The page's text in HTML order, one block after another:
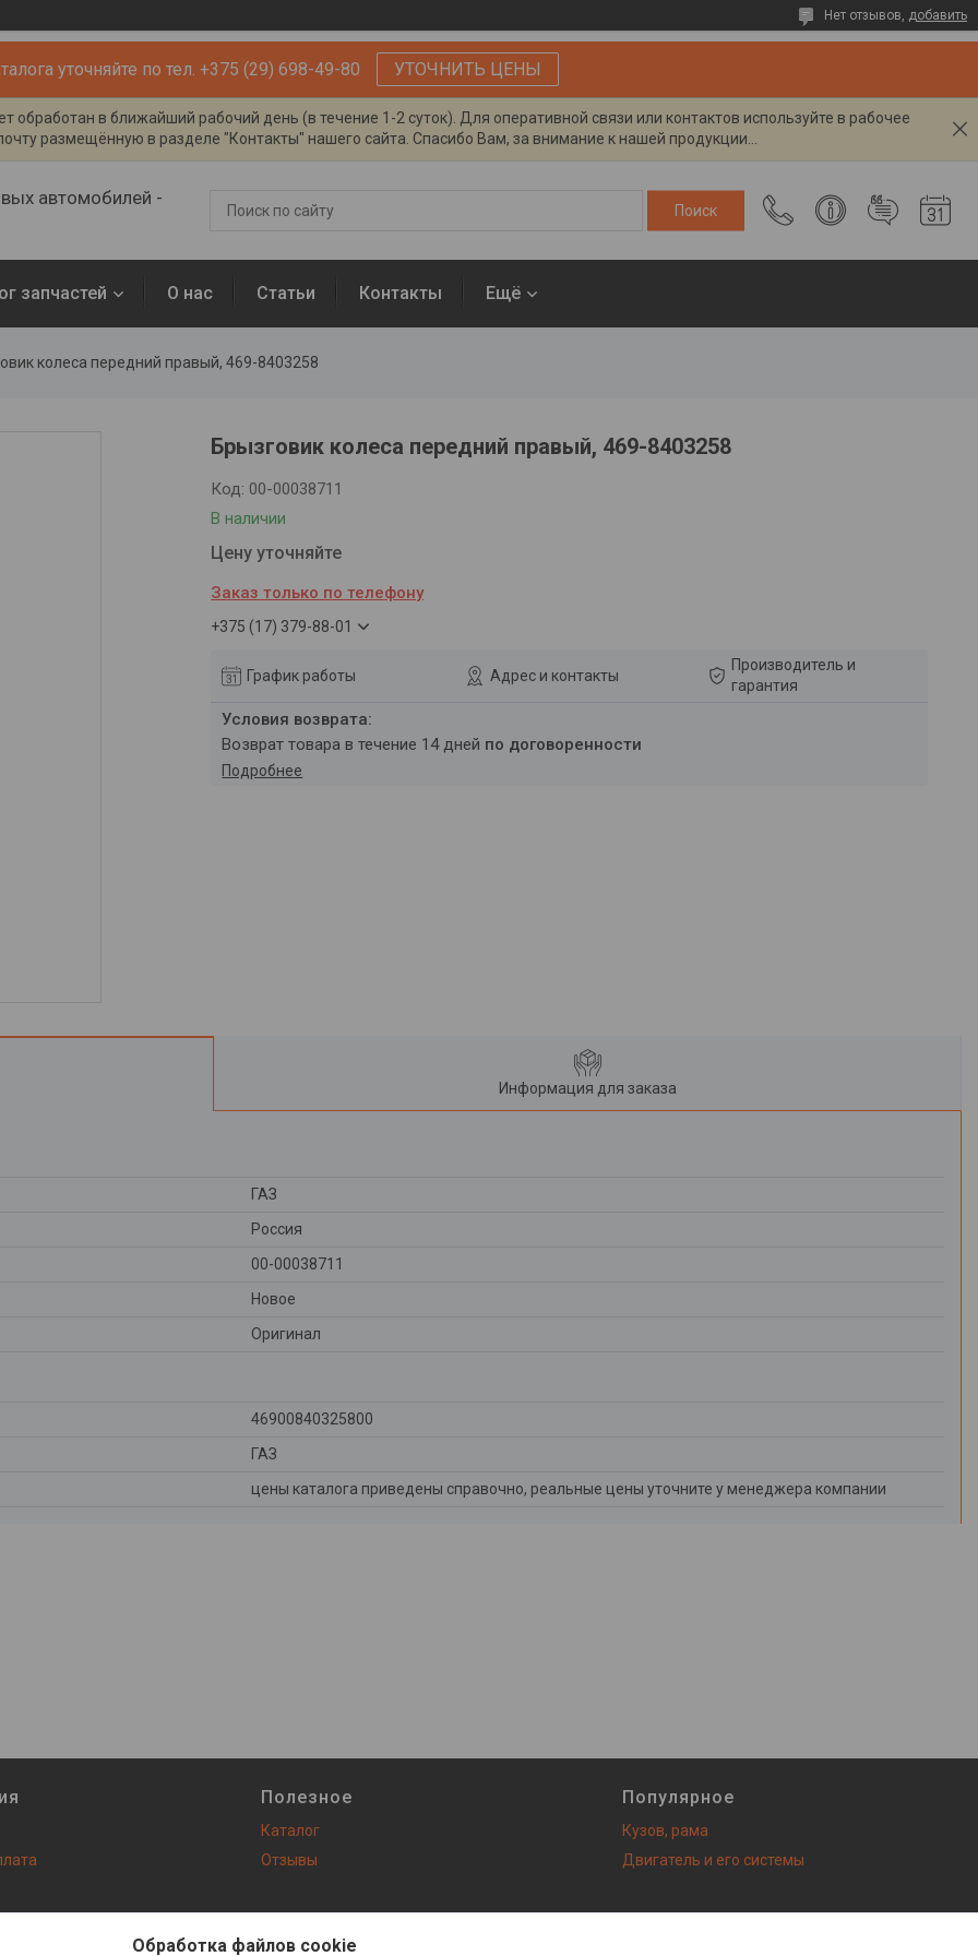
Нет отзывов, добавить
уточняйте по тел. +375 (29) 698-49-80 УТОЧНИТЬ ЦЕНЫ
обработан в ближайший рабочий день (в течение 1-2 суток). Для оперативной связи или контактов используйте в рабочее
размещённую в разделе "Контакты" нашего сайта. Спасибо Вам, за внимание к нашей продукции...
автомобилей -
запчастей О нас Статьи Контакты Ещё
колеса передний правый, 469-8403258
Брызговик колеса передний правый, 469-8403258
В наличии
Код: 00-00038711
Цену уточняйте
Заказ только по телефону
+375 (17) 379-88-01
График работы Адрес и контакты
Производитель и
гарантия
возврат товара в течение 14 дней по договоренности
Подробнее
Информация для заказа
ГАЗ
Россия
00-00038711
Новое
Оригинал
46900840325800
ГАЗ
цены каталога приведены справочно, реальные цены уточните у менеджера компании
Полезное
Каталог
Отзывы
Популярное
Кузов, рама
Двигатель и его системы
Сайт создан на платформе Deal.by
Политика обработки файлов cookies
Обработка файлов cookie